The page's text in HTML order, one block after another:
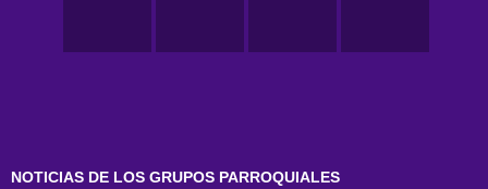
NOTICIAS DE LOS GRUPOS PARROQUIALES